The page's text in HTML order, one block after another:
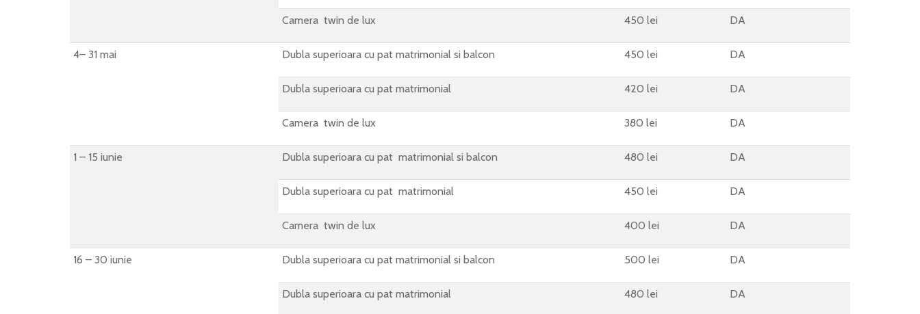
Camera twin de lux 450 lei DA
4– 31 mai Dubla superioara cu pat matrimonial si balcon 450 lei DA
Dubla superioara cu pat matrimonial 420 lei DA
Camera twin de lux 380 lei DA
1 – 15 iunie Dubla superioara cu pat matrimonial si balcon 480 lei DA
Dubla superioara cu pat matrimonial 450 lei DA
Camera twin de lux 400 lei DA
16 – 30 iunie Dubla superioara cu pat matrimonial si balcon 500 lei DA
Dubla superioara cu pat matrimonial 480 lei DA